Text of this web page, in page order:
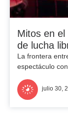
Mitos en el
de lucha
La frontera
espectáculo
julio 30,